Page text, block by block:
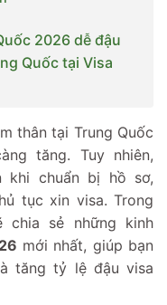
2026 dễ đậu
Quốc tại Visa
thân tại Trung Quốc
tăng. Tuy nhiên,
khi chuẩn bị hồ sơ,
tục xin visa. Trong
sẻ những kinh
mới nhất, giúp bạn
tăng tỷ lệ đậu visa